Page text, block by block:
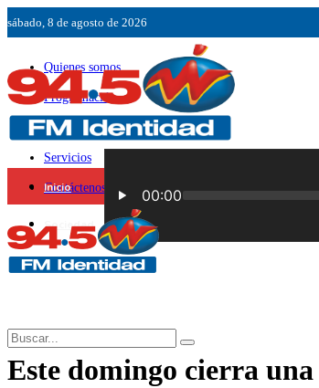
sábado, 8 de agosto de 2026
Quienes somos
Programación
Ubicación
Servicios
Contáctenos
Inicio
Sociedad
Este domingo cierra